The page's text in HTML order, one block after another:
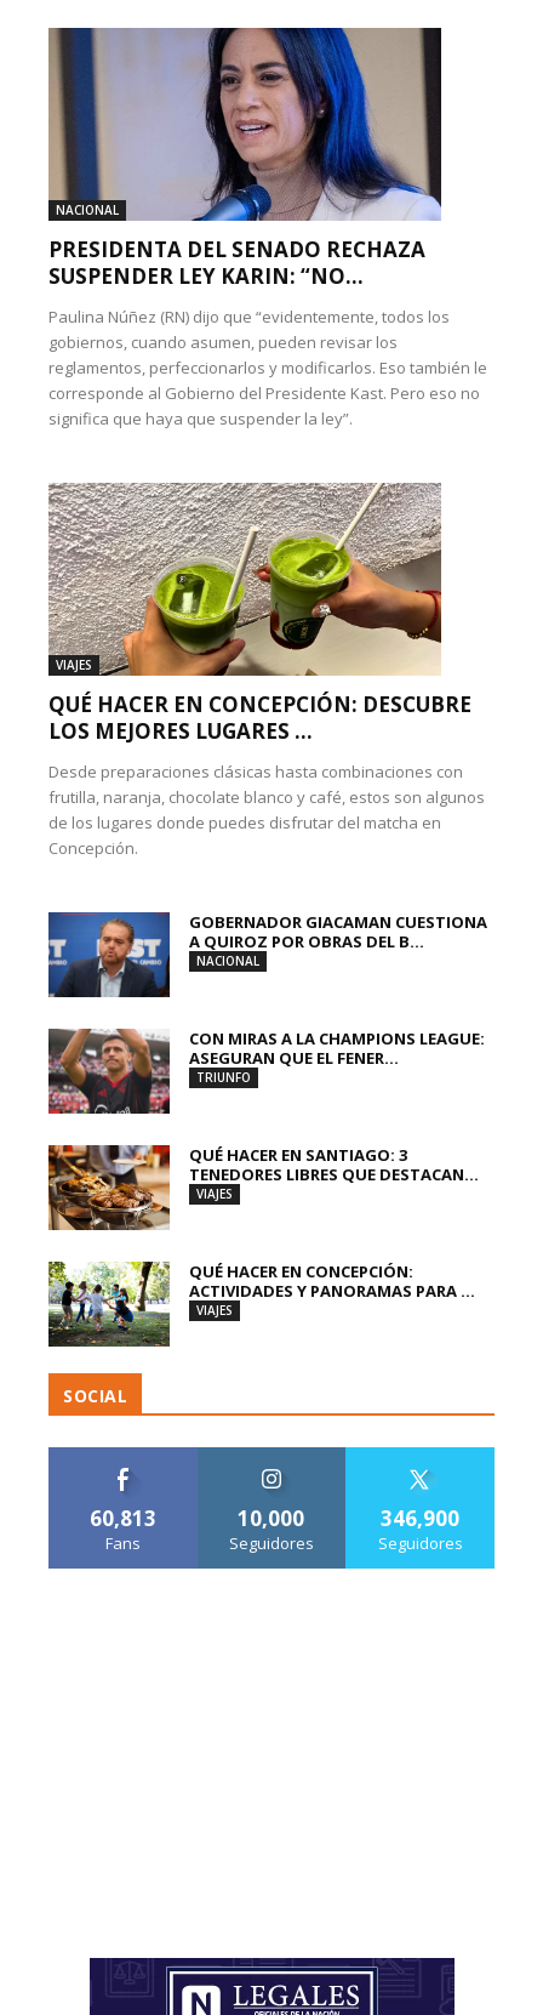
NACIONAL
PRESIDENTA DEL SENADO RECHAZA
SUSPENDER LEY KARIN: “NO...
Paulina Núñez (RN) dijo que “evidentemente, todos los
gobiernos, cuando asumen, pueden revisar los
reglamentos, perfeccionarlos y modificarlos. Eso también le
corresponde al Gobierno del Presidente Kast. Pero eso no
significa que haya que suspender la ley”.
VIAJES
QUÉ HACER EN CONCEPCIÓN: DESCUBRE
LOS MEJORES LUGARES ...
Desde preparaciones clásicas hasta combinaciones con
frutilla, naranja, chocolate blanco y café, estos son algunos
de los lugares donde puedes disfrutar del matcha en
Concepción.
GOBERNADOR GIACAMAN CUESTIONA
A QUIROZ POR OBRAS DEL B...
NACIONAL
CON MIRAS A LA CHAMPIONS LEAGUE:
ASEGURAN QUE EL FENER...
TRIUNFO
QUÉ HACER EN SANTIAGO: 3
TENEDORES LIBRES QUE DESTACAN...
VIAJES
QUÉ HACER EN CONCEPCIÓN:
ACTIVIDADES Y PANORAMAS PARA ...
VIAJES
SOCIAL
60,813
Fans
10,000
Seguidores
346,900
Seguidores